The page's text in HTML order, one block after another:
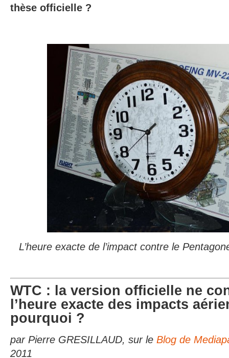
thèse officielle ?
L’heure exacte de l’impact contre le
WTC : la version officielle ne
l’heure exacte des impacts
pourquoi ?
par Pierre GRESILLAUD, sur le Blog de
2011